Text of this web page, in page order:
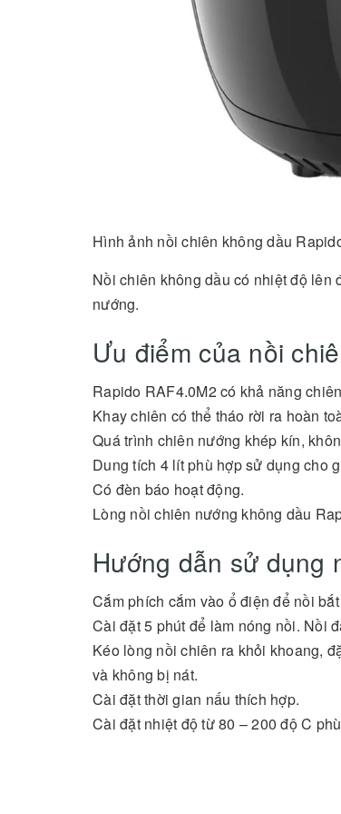
Hình ảnh nồi chiên không dầu
Nồi chiên không dầu có nhiệt độ lên
nướng.
Ưu điểm của nồi
Rapido RAF4.0M2 có khả năng
Khay chiên có thể tháo rời ra hoàn
Quá trình chiên nướng khép kín,
Dung tích 4 lít phù hợp sử dụng cho
Có đèn báo hoạt động.
Lòng nồi chiên nướng không dầu
Hướng dẫn sử dụng
Cắm phích cắm vào ổ điện để nồi
Cài đặt 5 phút để làm nóng nồi. Nồi
Kéo lòng nồi chiên ra khỏi khoang,
và không bị nát.
Cài đặt thời gian nấu thích hợp.
Cài đặt nhiệt độ từ 80 – 200 độ C